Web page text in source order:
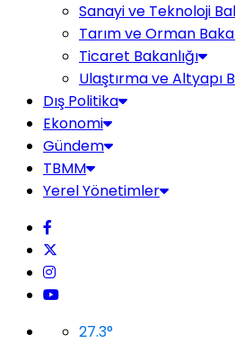
Sanayi ve Teknoloji
Tarım ve Orman
Ticaret Bakanlığı
Ulaştırma ve Altyapı
Dış Politika
Ekonomi
Gündem
TBMM
Yerel Yönetimler
27.3°